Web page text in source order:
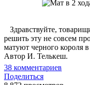
Здравствуйте,
решить эту не совсем
матуют черного короля в
Автор И. Телькеш.
38 комментариев
Поделиться